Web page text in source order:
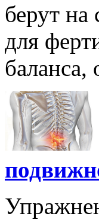
берут на
для